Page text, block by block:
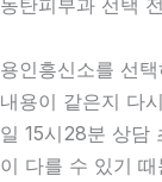
용인흥신소를 선
내용이 같은지 다
일 15시28분 상담
이 다를 수 있기